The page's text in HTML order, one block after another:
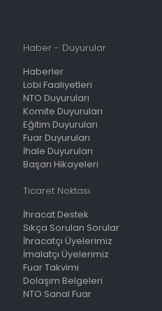
Haber - Duyurular
Haberler
Lobi Faaliyetleri
NTO Duyuruları
Komite Duyuruları
Eğitim Duyuruları
Fuar Duyuruları
İhale Duyuruları
Başarı Hikayeleri
Ticaret Noktası
İhracat Destek
Sıkça Sorulan Sorular
İhracatçı Üyelerimiz
İmalatçı Üyelerimiz
Fuar Takvimi
Dolaşım Belgeleri
NTO Sanal Fuar